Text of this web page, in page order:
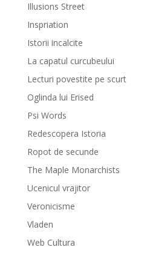
Illusions Street
Inspriation
Istorii incalcite
La capatul curcubeului
Lecturi povestite pe scurt
Oglinda lui Erised
Psi Words
Redescopera Istoria
Ropot de secunde
The Maple Monarchists
Ucenicul vrajitor
Veronicisme
Vladen
Web Cultura